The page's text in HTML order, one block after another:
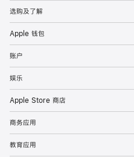
选购及了解
Apple 钱包
账户
娱乐
Apple Store 商店
商务应用
教育应用